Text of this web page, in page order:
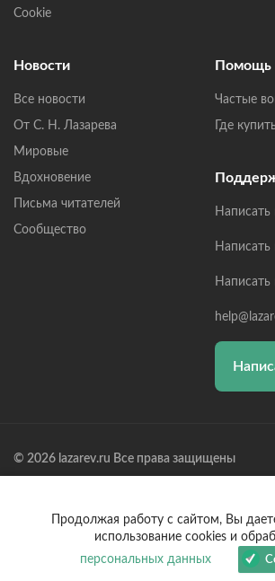
Cookie
Новости
Все новости
От С. Н. Лазарева
Мировые
Вдохновение
Письма читателей
Сообщество
Помощь
Частые
Где
Написать
Написать
Написать
© 2026 lazarev.ru Все права защищены
Банк: ОАО "АЛЬФА-БАНК" БИК: 044525593, К/С:
30101810200000000593
Продолжая работу с сайтом, Вы
использование cookies и
персональных данных